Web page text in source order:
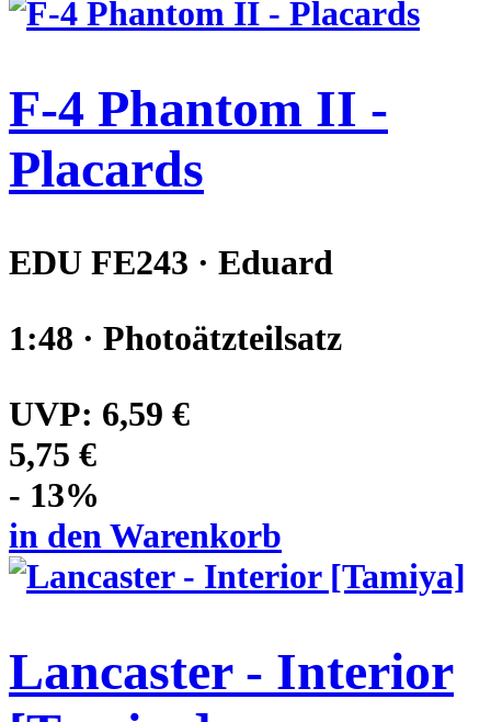
F-4 Phantom II -
Placards
EDU FE243 · Eduard
1:48 · Photoätzteilsatz
UVP: 6,59 €
5,75 €
- 13%
in den Warenkorb
Lancaster - Interior